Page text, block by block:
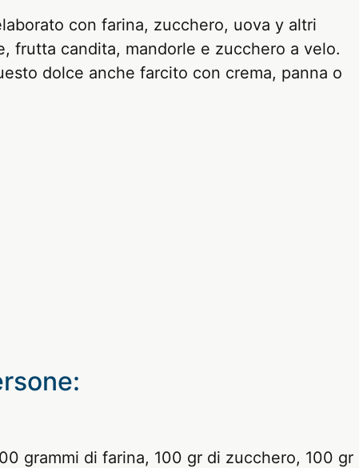
con farina, zucchero, uova y altri
frutta candita, mandorle e zucchero a velo.
dolce anche farcito con crema, panna o
grammi di farina, 100 gr di zucchero, 100 gr